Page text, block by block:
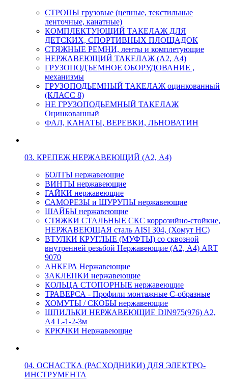
СТРОПЫ грузовые (цепные, текстильные
ленточные, канатные)
КОМПЛЕКТУЮЩИЙ ТАКЕЛАЖ ДЛЯ
ДЕТСКИХ, СПОРТИВНЫХ ПЛОЩАДОК
СТЯЖНЫЕ РЕМНИ, ленты и комплетующие
НЕРЖАВЕЮЩИЙ ТАКЕЛАЖ (А2, А4)
ГРУЗОПОДЪЕМНОЕ ОБОРУДОВАНИЕ ,
механизмы
ГРУЗОПОДЬЕМНЫЙ ТАКЕЛАЖ оцинкованный
(КЛАСС 8)
НЕ ГРУЗОПОДЬЕМНЫЙ ТАКЕЛАЖ
Оцинкованный
ФАЛ, КАНАТЫ, ВЕРЕВКИ, ЛЬНОВАТИН
03. КРЕПЕЖ НЕРЖАВЕЮЩИЙ (А2, А4)
БОЛТЫ нержавеющие
ВИНТЫ нержавеющие
ГАЙКИ нержавеющие
САМОРЕЗЫ и ШУРУПЫ нержавеющие
ШАЙБЫ нержавеющие
СТЯЖКИ СТАЛЬНЫЕ СКС коррозийно-стойкие,
НЕРЖАВЕЮЩАЯ сталь AISI 304, (Хомут НС)
ВТУЛКИ КРУГЛЫЕ (МУФТЫ) со сквозной
внутренней резьбой Нержавеющие (А2, А4) ART
9070
АНКЕРА Нержавеющие
ЗАКЛЕПКИ нержавеющие
КОЛЬЦА СТОПОРНЫЕ нержавеющие
ТРАВЕРСА - Профили монтажные С-образные
ХОМУТЫ / СКОБЫ нержавеющие
ШПИЛЬКИ НЕРЖАВЕЮЩИЕ DIN975(976) A2,
А4 L-1-2-3м
КРЮЧКИ Нержавеющие
04. ОСНАСТКА (РАСХОДНИКИ) ДЛЯ ЭЛЕКТРО-
ИНСТРУМЕНТА